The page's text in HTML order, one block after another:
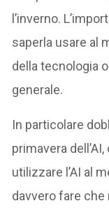
l’inverno.
saperla usare al
della tecnologia
generale.
In particolare
primavera
utilizzare l’AI al
davvero fare